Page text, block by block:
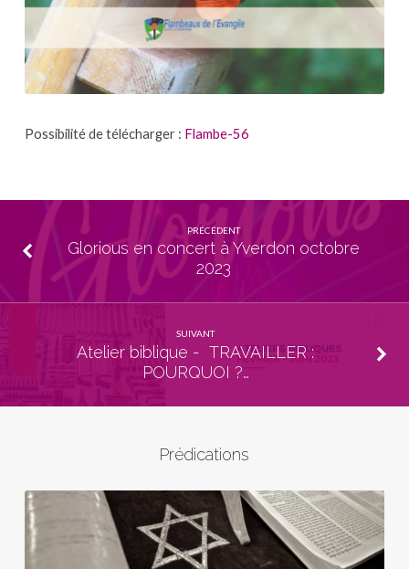
Possibilité de télécharger : Flambe-56
PRÉCÉDENT
Glorious en concert à Yverdon octobre
2023
SUIVANT
Atelier biblique - TRAVAILLER :
POURQUOI ?…
Prédications